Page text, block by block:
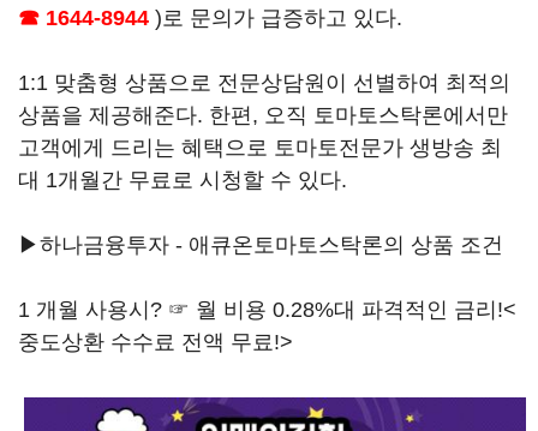
☎ 1644-8944 )로 문의가 급증하고 있다.
1:1 맞춤형 상품으로 전문상담원이 선별하여 최적의
상품을 제공해준다. 한편, 오직 토마토스탁론에서만
고객에게 드리는 혜택으로 토마토전문가 생방송 최
대 1개월간 무료로 시청할 수 있다.
▶하나금융투자 - 애큐온토마토스탁론의 상품 조건
1 개월 사용시? ☞ 월 비용 0.28%대 파격적인 금리!<
중도상환 수수료 전액 무료!>